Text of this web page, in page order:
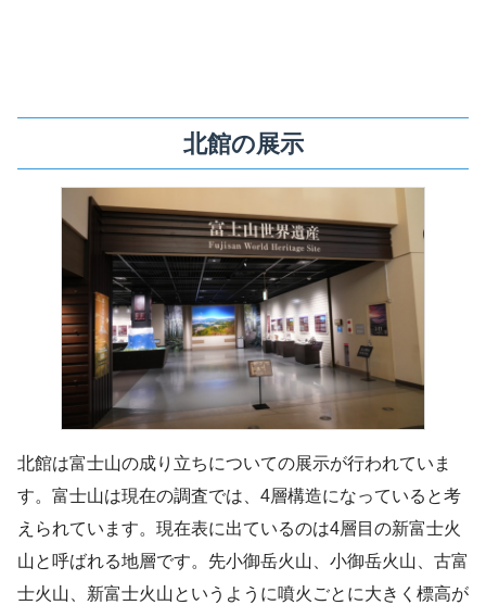
北館の展示
北館は富士山の成り立ちについての展示が行われていま
す。富士山は現在の調査では、4層構造になっていると考
えられています。現在表に出ているのは4層目の新富士火
山と呼ばれる地層です。先小御岳火山、小御岳火山、古富
士火山、新富士火山というように噴火ごとに大きく標高が